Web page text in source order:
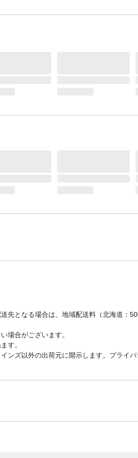
先となる場合は、地域配送料（北海道
場合がございます。
す。
ンズ以外の出荷元に開示します。プライ